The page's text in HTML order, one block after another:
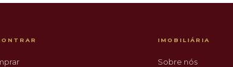
IMOBILIÁRIA
Sobre nós